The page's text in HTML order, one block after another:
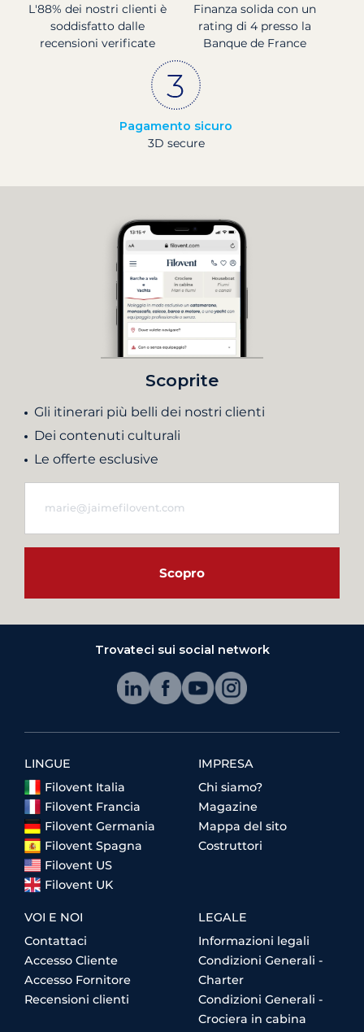
L'88% dei nostri clienti è
soddisfatto dalle
recensioni verificate
Finanza solida con un
rating di 4 presso la
Banque de France
Pagamento sicuro
3D secure
Scoprite
Gli itinerari più belli dei nostri clienti
Dei contenuti culturali
Le offerte esclusive
Scopro
Trovateci sui social network
LINGUE
Filovent Italia
Filovent Francia
Filovent Germania
Filovent Spagna
Filovent US
Filovent UK
IMPRESA
Chi siamo?
Magazine
Mappa del sito
Costruttori
VOI E NOI
Contattaci
Accesso Cliente
Accesso Fornitore
Recensioni clienti
LEGALE
Informazioni legali
Condizioni Generali -
Charter
Condizioni Generali -
Crociera in cabina